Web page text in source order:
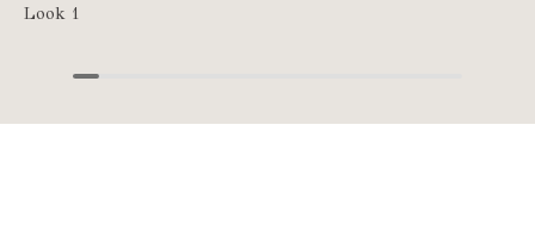
Look 1